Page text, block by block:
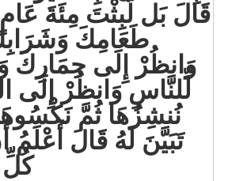
قَالَ بَل لَّبِثْتَ مِئَةَ
طَعَامِكَ
وَانظُرْ إِلَى حِمَارِكَ
لِّلنَّاسِ وَانظُرْ إِلَى
نُنشِزُهَا ثُمَّ
تَبَيَّنَ لَهُ قَالَ أَعْلَمُ